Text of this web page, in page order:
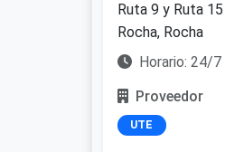
Ruta 9 y Ruta 15
Rocha, Rocha
Horario: 24/7
Proveedor
UTE